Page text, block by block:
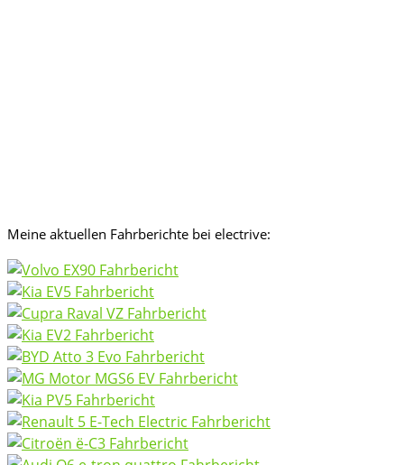
Meine aktuellen Fahrberichte bei electrive: